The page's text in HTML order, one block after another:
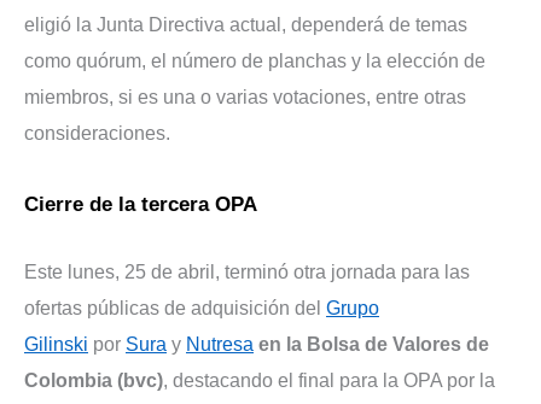
eligió la Junta Directiva actual, dependerá de temas
como quórum, el número de planchas y la elección de
miembros, si es una o varias votaciones, entre otras
consideraciones.
Cierre de la tercera OPA
Este lunes, 25 de abril, terminó otra jornada para las
ofertas públicas de adquisición del Grupo
Gilinski por Sura y Nutresa en la Bolsa de Valores de
Colombia (bvc), destacando el final para la OPA por la